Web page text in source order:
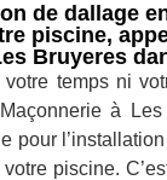
de dallage
piscine,
Bruyeres
temps ni
à
pour
piscine.